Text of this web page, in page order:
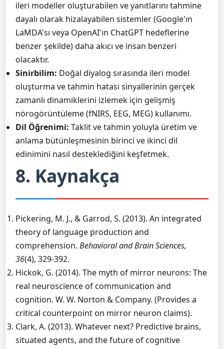
ileri modeller oluşturabilen ve yanıtlarını tahmine
dayalı olarak hizalayabilen sistemler (Google'ın
LaMDA'sı veya OpenAI'ın ChatGPT hedeflerine
benzer şekilde) daha akıcı ve insan benzeri
olacaktır.
Sinirbilim: Doğal diyalog sırasında ileri model
oluşturma ve tahmin hatası sinyallerinin gerçek
zamanlı dinamiklerini izlemek için gelişmiş
nörogörüntüleme (fNIRS, EEG, MEG) kullanımı.
Dil Öğrenimi: Taklit ve tahmin yoluyla üretim ve
anlama bütünleşmesinin birinci ve ikinci dil
edinimini nasıl desteklediğini keşfetmek.
8. Kaynakça
Pickering, M. J., & Garrod, S. (2013). An integrated
theory of language production and
comprehension. Behavioral and Brain Sciences,
36(4), 329-392.
Hickok, G. (2014). The myth of mirror neurons: The
real neuroscience of communication and
cognition. W. W. Norton & Company. (Provides a
critical counterpoint on mirror neuron claims).
Clark, A. (2013). Whatever next? Predictive brains,
situated agents, and the future of cognitive